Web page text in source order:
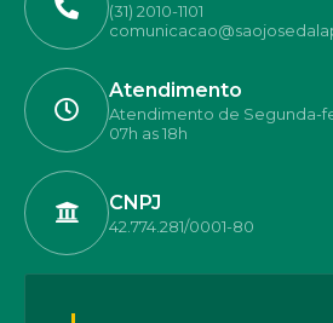
(31) 2010-1101
Atendimento
Atendimento de Segunda-
07h as 18h
CNPJ
42.774.281/0001-80